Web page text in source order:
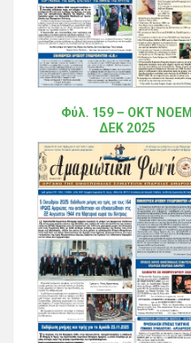
Φύλ. 159 – ΟΚΤ ΝΟΕΜ
ΔΕΚ 2025